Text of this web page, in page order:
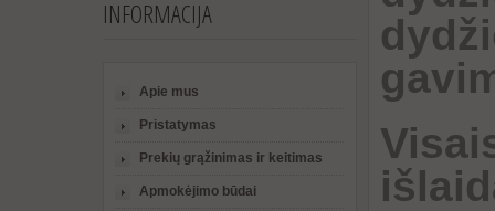
INFORMACIJA
Apie mus
Pristatymas
Prekių grąžinimas ir keitimas
Apmokėjimo būdai